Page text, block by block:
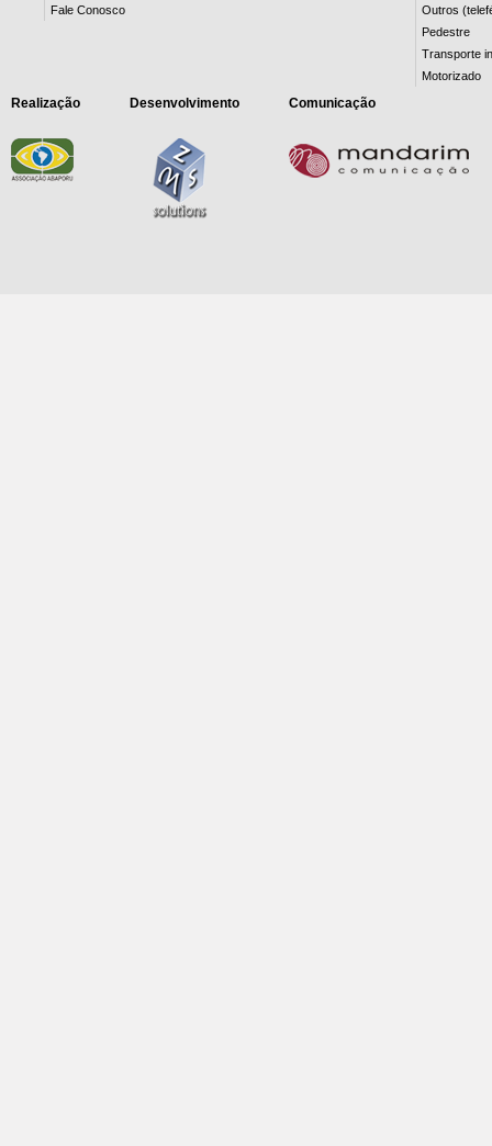
Fale Conosco
Outros
Pedestre
Transporte
Motorizado
Realização Desenvolvimento Comunicação